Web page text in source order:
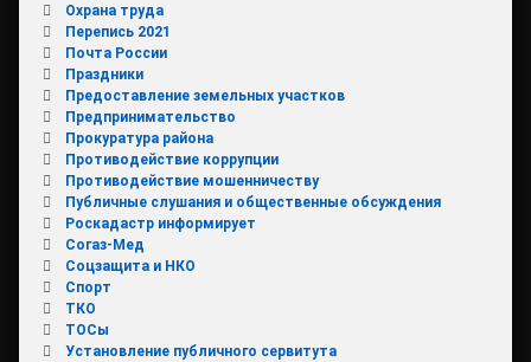
Охрана труда
Перепись 2021
Почта России
Праздники
Предоставление земельных участков
Предпринимательство
Прокуратура района
Противодействие коррупции
Противодействие мошенничеству
Публичные слушания и общественные обсуждения
Роскадастр информирует
Согаз-Мед
Соцзащита и НКО
Спорт
ТКО
ТОСы
Установление публичного сервитута